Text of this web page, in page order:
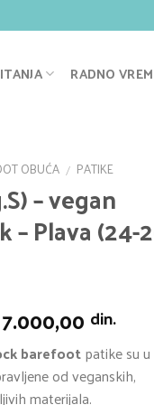
RADNO
OBUĆA / PATIKE
– vegan
– Plava (24-
Оригинална
цена
је
била:
7.000,00 din.
је:
barefootpatike su u
od veganskih,
materijala.